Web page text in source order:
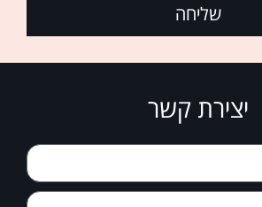
שליחה
יצירת קשר